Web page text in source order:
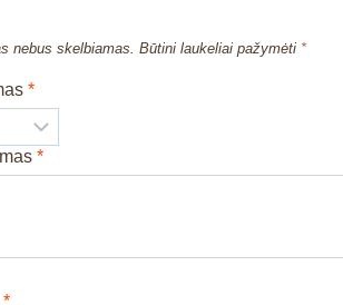
nebus skelbiamas. Būtini laukeliai pažymėti *
*
*